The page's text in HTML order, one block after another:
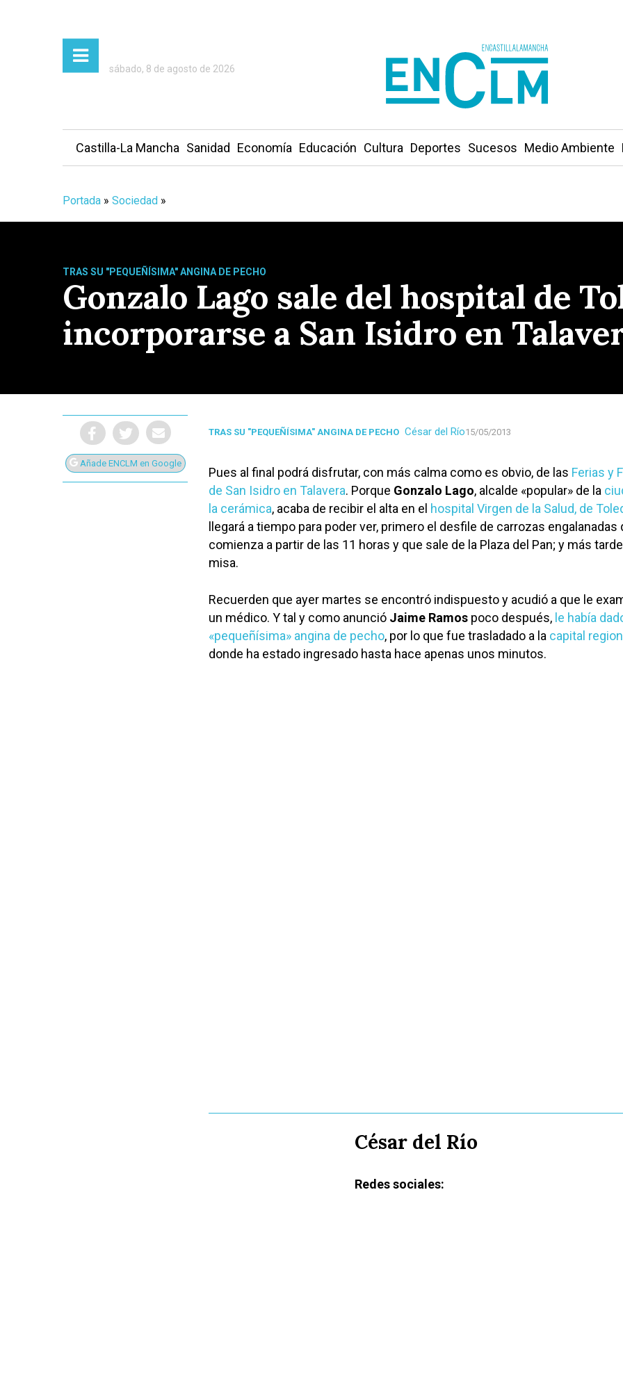
Presiona Intro para buscar o ESC para cerrar
sábado, 8 de agosto de 2026
Castilla-La Mancha Sanidad Economía Educación Cultura Deportes Sucesos Medio Ambiente
Portada » Sociedad »
TRAS SU "PEQUEÑÍSIMA" ANGINA DE PECHO
Gonzalo Lago sale del hospital de
incorporarse a San Isidro en
Añade ENCLM en Google
TRAS SU "PEQUEÑÍSIMA" ANGINA DE PECHO César del Río15/05/2013
Pues al final podrá disfrutar, con más calma como es obvio, de las Ferias y
de San Isidro en Talavera. Porque Gonzalo Lago, alcalde «popular» de la
la cerámica, acaba de recibir el alta en el hospital Virgen de la Salud, de
llegará a tiempo para poder ver, primero el desfile de carrozas engalanadas
comienza a partir de las 11 horas y que sale de la Plaza del Pan; y más
misa.
Recuerden que ayer martes se encontró indispuesto y acudió a que le
un médico. Y tal y como anunció Jaime Ramos poco después, le había
«pequeñísima» angina de pecho, por lo que fue trasladado a la capital
donde ha estado ingresado hasta hace apenas unos minutos.
César del Río
Redes sociales: